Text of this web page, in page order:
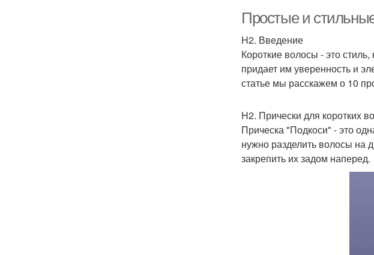
Простые и
H2. Введение
Короткие волосы - это
придает им уверенность и
статье мы расскажем о 10
H2. Прически для коротких
Прическа "Подкоси" - это
нужно разделить волосы на
закрепить их задом наперед.